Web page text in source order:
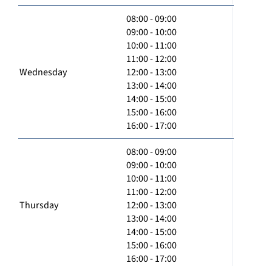
Wednesday
08:00 - 09:00
09:00 - 10:00
10:00 - 11:00
11:00 - 12:00
12:00 - 13:00
13:00 - 14:00
14:00 - 15:00
15:00 - 16:00
16:00 - 17:00
Thursday
08:00 - 09:00
09:00 - 10:00
10:00 - 11:00
11:00 - 12:00
12:00 - 13:00
13:00 - 14:00
14:00 - 15:00
15:00 - 16:00
16:00 - 17:00